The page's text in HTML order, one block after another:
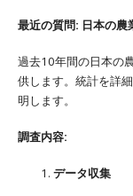
最近の質問: 日本の農
過去10年間の日本の
供します。統計を詳
明します。
調査内容:
データ収集